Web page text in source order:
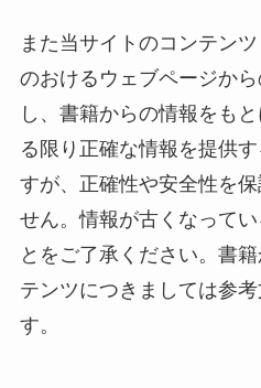
また当サイトのコンテン
のおけるウェブページか
し、書籍からの情報をも
る限り正確な情報を提供
すが、正確性や安全性を
せん。情報が古くなって
とをご了承ください。書
テンツにつきましては参
す。